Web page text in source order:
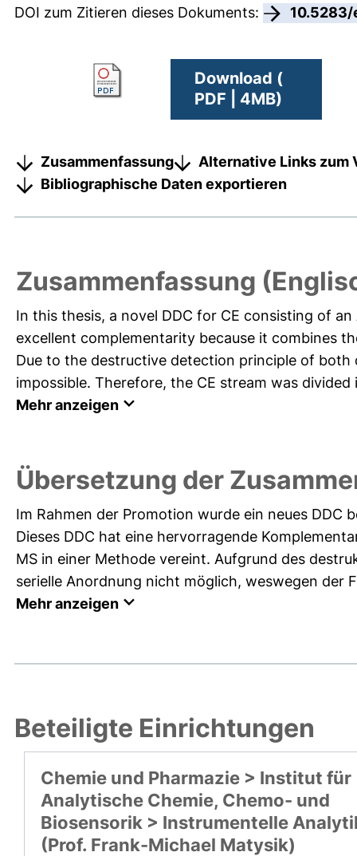
DOI zum Zitieren dieses Dokuments:
Download (
PDF | 4MB)
Zusammenfassung
Alternative Links zum
Bibliographische Daten exportieren
Zusammenfassung
In this thesis, a novel DDC for CE consisting of
excellent complementarity because it combines
Due to the destructive detection principle of
impossible. Therefore, the CE stream was
Mehr anzeigen
Übersetzung der
Im Rahmen der Promotion wurde ein neues DDC
Dieses DDC hat eine hervorragende
MS in einer Methode vereint. Aufgrund des
serielle Anordnung nicht möglich, weswegen der
Mehr anzeigen
Beteiligte Einrichtungen
Chemie und Pharmazie > Institut für
Analytische Chemie, Chemo- und
Biosensorik > Instrumentelle
(Prof. Frank-Michael Matysik)